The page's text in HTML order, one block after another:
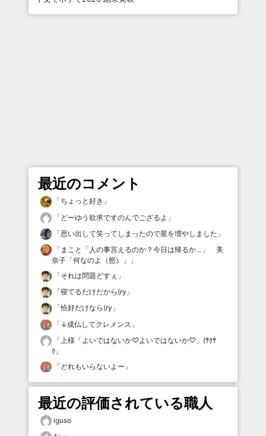
最近のコメント
「ちょっと好き 」
「 どーゆう欲求ですのんでござるよ 」
「思い出して笑ってしまったので星を増やしました 」
「 まこと「人の事言えるのか？今日は帰るか…」 美
奈子「何なのよ（怒）」
」
「それは問題どすぇ 」
「寝てるだけだから(ry 」
「恰好だけなら(ry 」
「 ↓成仏してクレメンス 」
「 上様「よいではないか♡よいではないか♡」(ｻｸｻ
ｸ 」
「 どれもいらないよー 」
最近の評価されている職人
iguso